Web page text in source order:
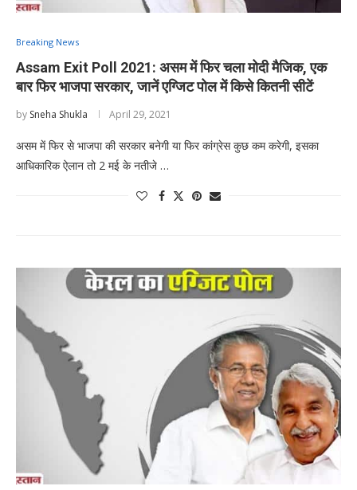
Breaking News
Assam Exit Poll 2021: असम में फिर चला मोदी मैजिक, एक
बार फिर भाजपा सरकार, जानें एग्जिट पोल में किसे कितनी सीटें
by Sneha Shukla April 29, 2021
असम में फिर से भाजपा की सरकार बनेगी या फिर कांग्रेस कुछ कम करेगी, इसका
आधिकारिक ऐलान तो 2 मई के नतीजे …